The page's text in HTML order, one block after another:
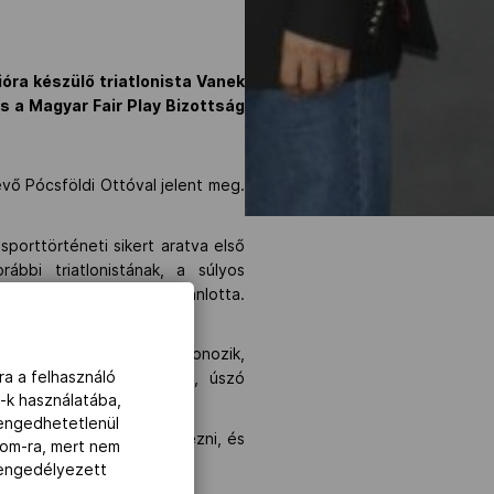
készülő triatlonista Vanek
a Magyar Fair Play Bizottság
Pócsföldi Ottóval jelent meg.
sporttörténeti sikert aratva első
triatlonistának, a súlyos
ifj. Márkus Gábornak ajánlotta.
decemberétől triatlonozik,
(szintén KEP-es edző), úszó
kvalifikációt szerezni, és
a felhasználó
használatába,
ra, mert nem